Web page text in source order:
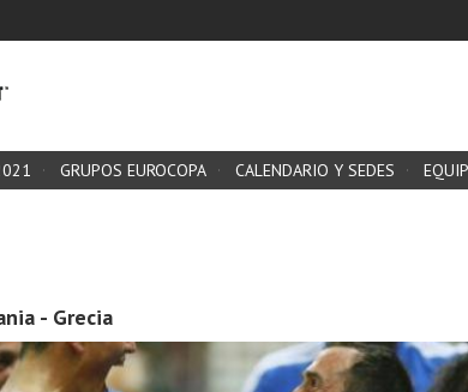
GRUPOS EUROCOPA CALENDARIO Y SEDES
- Grecia